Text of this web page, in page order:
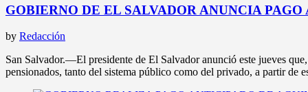
GOBIERNO DE EL SALVADOR ANUNCIA
by Redacción
San Salvador.—El presidente de El Salvador anunció este jueves
pensionados, tanto del sistema público como del privado, a partir de